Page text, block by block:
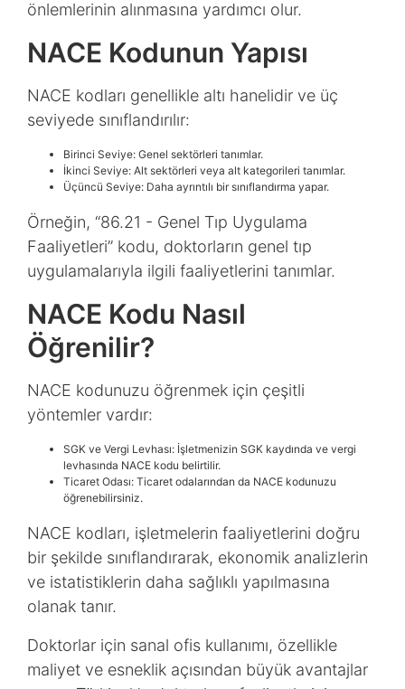
önlemlerinin alınmasına yardımcı olur.
NACE Kodunun Yapısı
NACE kodları genellikle altı hanelidir ve üç
seviyede sınıflandırılır:
Birinci Seviye: Genel sektörleri tanımlar.
İkinci Seviye: Alt sektörleri veya alt kategorileri tanımlar.
Üçüncü Seviye: Daha ayrıntılı bir sınıflandırma yapar.
Örneğin, “86.21 - Genel Tıp Uygulama
Faaliyetleri” kodu, doktorların genel tıp
uygulamalarıyla ilgili faaliyetlerini tanımlar.
NACE Kodu Nasıl
Öğrenilir?
NACE kodunuzu öğrenmek için çeşitli
yöntemler vardır:
SGK ve Vergi Levhası: İşletmenizin SGK kaydında ve vergi
levhasında NACE kodu belirtilir.
Ticaret Odası: Ticaret odalarından da NACE kodunuzu
öğrenebilirsiniz.
NACE kodları, işletmelerin faaliyetlerini doğru
bir şekilde sınıflandırarak, ekonomik analizlerin
ve istatistiklerin daha sağlıklı yapılmasına
olanak tanır.
Doktorlar için sanal ofis kullanımı, özellikle
maliyet ve esneklik açısından büyük avantajlar